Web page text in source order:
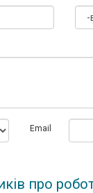
Email
про